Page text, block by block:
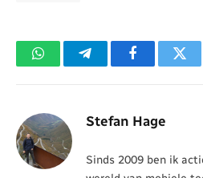
WhatsAppTelegramFacebook
Stefan Hage
Sinds 2009 ben ik